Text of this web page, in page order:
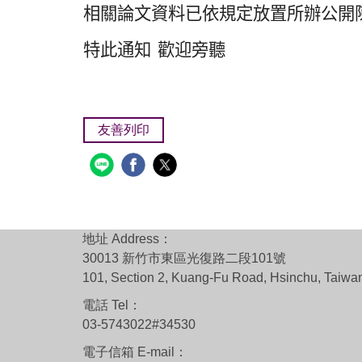
相關論文資料已依規定放置所辦公開
特此通知 歡迎旁聽
友善列印
地址 Address：
30013 新竹市東區光復路二段101號
101, Section 2, Kuang-Fu Road, Hsinchu,
電話 Tel：
03-5743022#34530
電子信箱 E-mail：